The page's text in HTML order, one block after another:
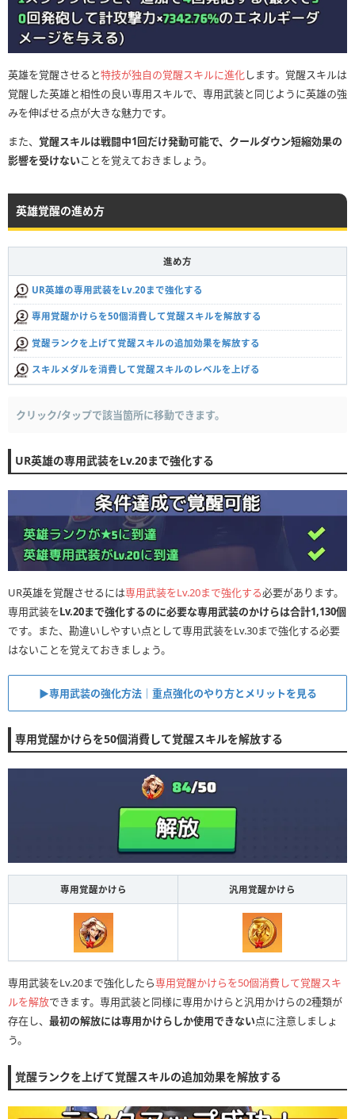
英雄を覚醒させると特技が独自の覚醒スキルに進化します。覚醒スキルは
覚醒した英雄と相性の良い専用スキルで、専用武装と同じように英雄の強
みを伸ばせる点が大きな魅力です。
また、 覚醒スキルは戦闘中1回だけ発動可能で、クールダウン短縮効果の
影響を受けないことを覚えておきましょう。
英雄覚醒の進め方
進め方
UR英雄の専用武装をLv.20まで強化する
専用覚醒かけらを50個消費して覚醒スキルを解放する
覚醒ランクを上げて覚醒スキルの追加効果を解放する
スキルメダルを消費して覚醒スキルのレベルを上げる
クリック/タップで該当箇所に移動できます。
UR英雄の専用武装をLv.20まで強化する
UR英雄を覚醒させるには専用武装をLv.20まで強化する必要があります。
専用武装をLv.20まで強化するのに必要な専用武装のかけらは合計1,130個
です。また、勘違いしやすい点として専用武装をLv.30まで強化する必要
はないことを覚えておきましょう。
▶︎専用武装の強化方法｜重点強化のやり方とメリットを見る
専用覚醒かけらを50個消費して覚醒スキルを解放する
専用覚醒かけら 汎用覚醒かけら
専用武装をLv.20まで強化したら専用覚醒かけらを50個消費して覚醒スキ
ルを解放できます。専用武装と同様に専用かけらと汎用かけらの2種類が
存在し、 最初の解放には専用かけらしか使用できない点に注意しましょ
う。
覚醒ランクを上げて覚醒スキルの追加効果を解放する